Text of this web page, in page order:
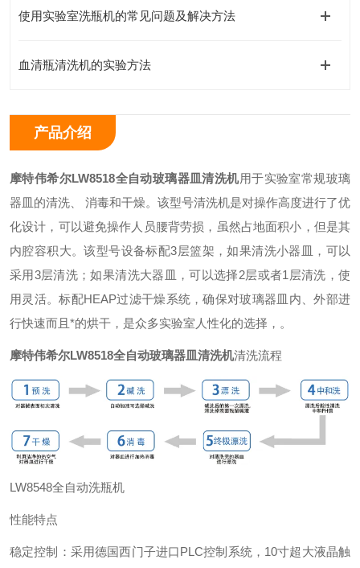
使用实验室洗瓶机的常见问题及解决方法
血清瓶清洗机的实验方法
产品介绍
摩特伟希尔LW8518全自动玻璃器皿清洗机用于实验室常规玻璃
器皿的清洗、 消毒和干燥。该型号清洗机是对操作高度进行了优
化设计，可以避免操作人员腰背劳损，虽然占地面积小，但是其
内腔容积大。该型号设备标配3层篮架，如果清洗小器皿，可以
采用3层清洗；如果清洗大器皿，可以选择2层或者1层清洗，使
用灵活。标配HEAP过滤干燥系统，确保对玻璃器皿内、外部进
行快速而且*的烘干，是众多实验室人性化的选择，。
摩特伟希尔LW8518全自动玻璃器皿清洗机清洗流程
LW8548全自动洗瓶机
性能特点
稳定控制：采用德国西门子进口PLC控制系统，10寸超大液晶触